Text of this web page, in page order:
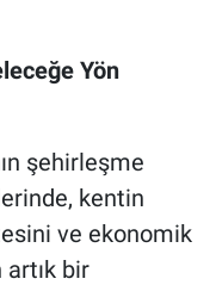
Yön
şehirleşme
kentin
ve ekonomik
artık bir